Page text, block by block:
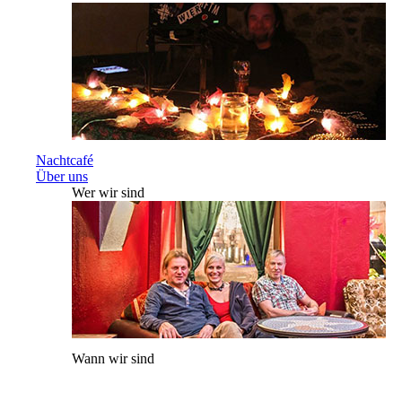
Nachtcafé
Über uns
Wer wir sind
Wann wir sind